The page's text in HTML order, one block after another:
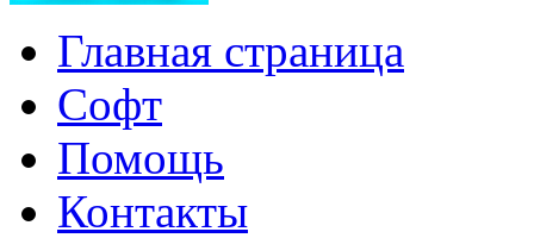
Главная страница
Софт
Помощь
Контакты